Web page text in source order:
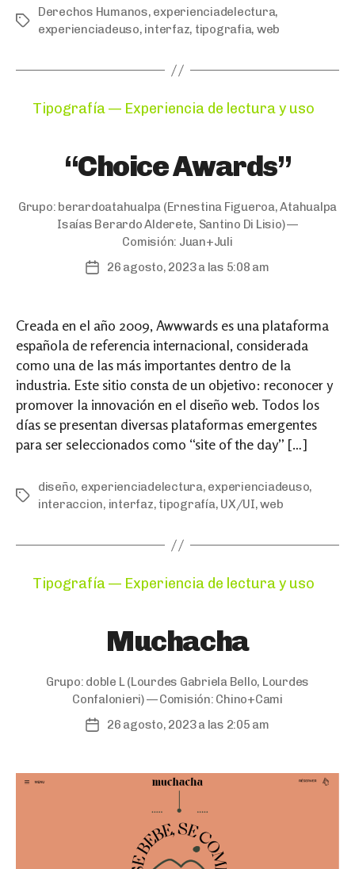
Tags
Derechos Humanos, experienciadelectura,
experienciadeuso, interfaz, tipografia, web
Categories
Tipografía — Experiencia de lectura y uso
“Choice Awards”
Grupo: berardoatahualpa (Ernestina Figueroa, Atahualpa
Isaías Berardo Alderete, Santino Di Lisio) —
Comisión: Juan+Juli
Post26 agosto, 2023 a las 5:08 am
Creada en el año 2009, Awwwards es una plataforma
española de referencia internacional, considerada
como una de las más importantes dentro de la
industria. Este sitio consta de un objetivo: reconocer y
promover la innovación en el diseño web. Todos los
días se presentan diversas plataformas emergentes
para ser seleccionados como “site of the day” […]
Tags
diseño, experienciadelectura, experienciadeuso,
interaccion, interfaz, tipografía, UX/UI,web
Categories
Tipografía — Experiencia de lectura y uso
Muchacha
Grupo: doble L(Lourdes Gabriela Bello, Lourdes
Confalonieri) — Comisión: Chino+Cami
Post26 agosto, 2023 a las 2:05 am